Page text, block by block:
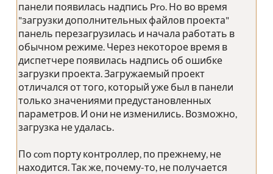
панели появилась надпись Pro. Но во время
"загрузки дополнительных файлов проекта"
панель перезагрузилась и начала работать в
обычном режиме. Через некоторое время в
диспетчере появилась надпись об ошибке
загрузки проекта. Загружаемый проект
отличался от того, который уже был в панели
только значениями предустановленных
параметров. И они не изменились. Возможно,
загрузка не удалась.
По com порту контроллер, по прежнему, не
находится. Так же, почему-то, не получается